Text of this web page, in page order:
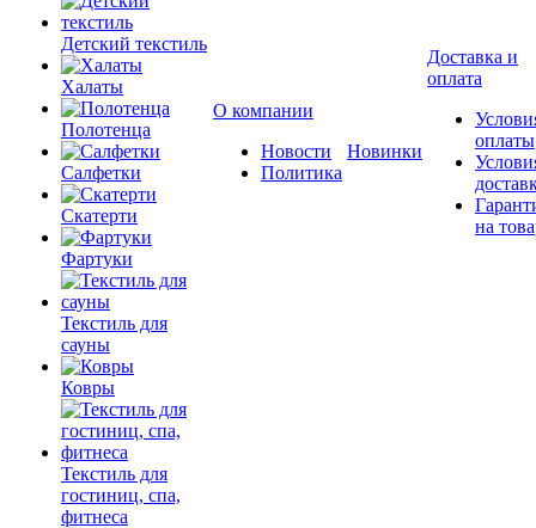
Детский текстиль
Халаты
Полотенца
Салфетки
Скатерти
Фартуки
Текстиль для
сауны
Ковры
Текстиль для
гостиниц, спа,
фитнеса
О компании
Новости
Политика
Новинки
Доставка и
оплата
оплаты
на